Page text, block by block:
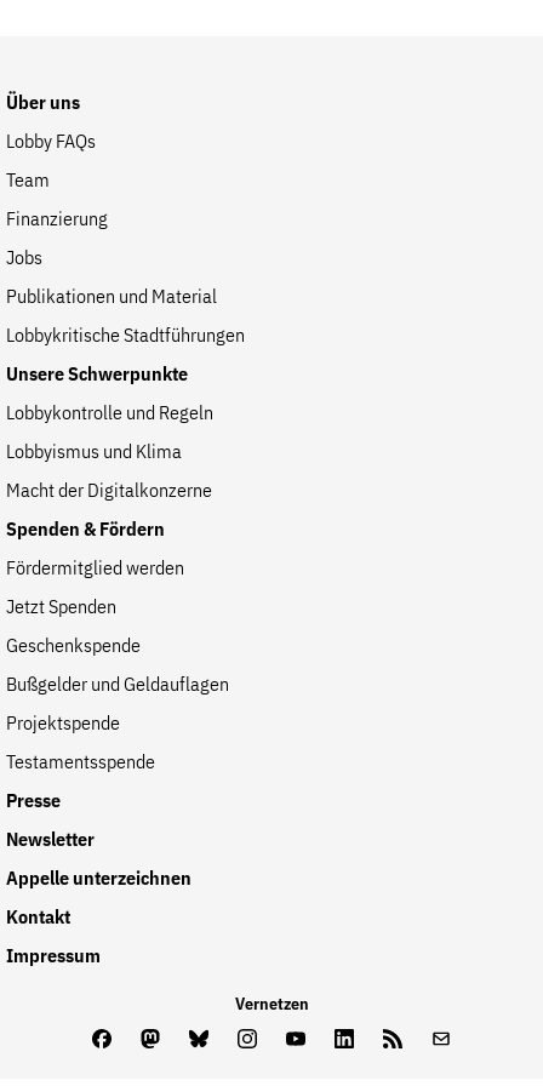
Über uns
Lobby FAQs
Team
Finanzierung
Jobs
Publikationen und Material
Lobbykritische Stadtführungen
Unsere Schwerpunkte
Lobbykontrolle und Regeln
Lobbyismus und Klima
Macht der Digitalkonzerne
Spenden & Fördern
Fördermitglied werden
Jetzt Spenden
Geschenkspende
Bußgelder und Geldauflagen
Projektspende
Testamentsspende
Presse
Newsletter
Appelle unterzeichnen
Kontakt
Impressum
Vernetzen
FacebookMastodon
BlueskyInstagram
YoutubeLinkedInFeed